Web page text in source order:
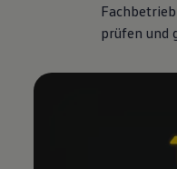
prüfen und